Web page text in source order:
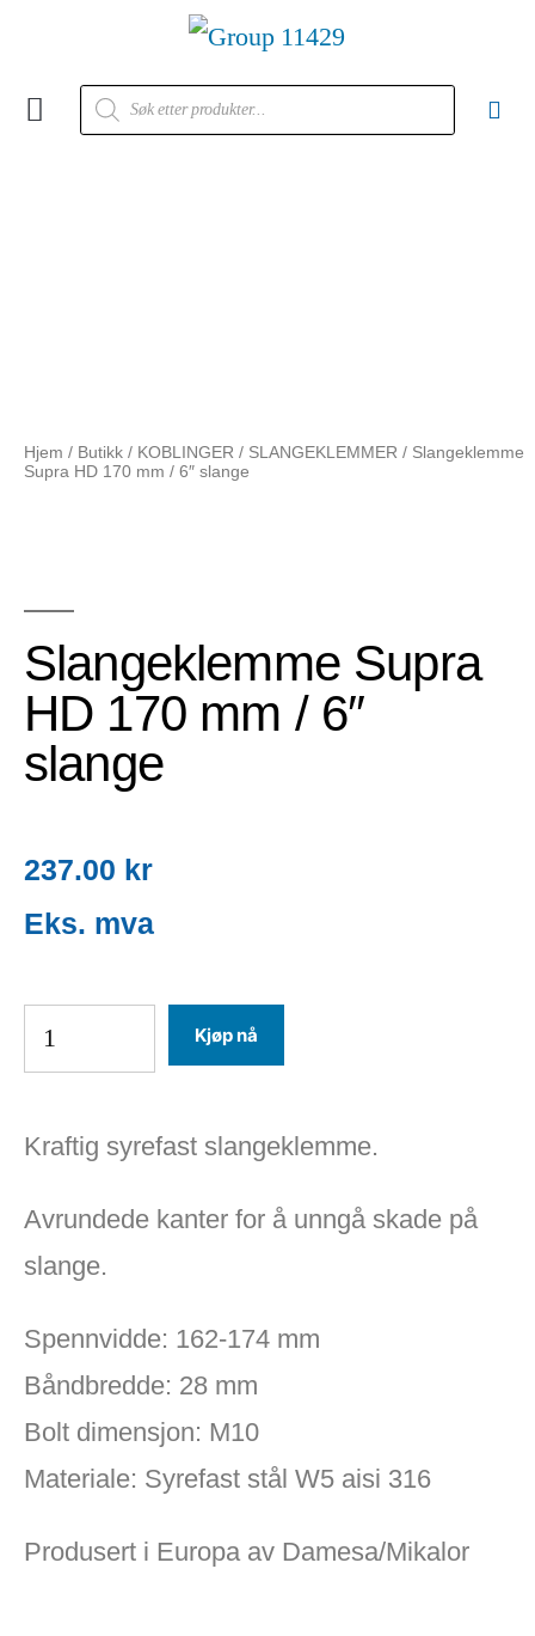
Hjem / Butikk / KOBLINGER / SLANGEKLEMMER / Slangeklemme
Supra HD 170 mm / 6″ slange
Slangeklemme Supra
HD 170 mm / 6″
slange
237.00 kr
Kjøp nå
Kraftig syrefast slangeklemme.
Avrundede kanter for å unngå skade på
slange.
Spennvidde: 162-174 mm
Båndbredde: 28 mm
Bolt dimensjon: M10
Materiale: Syrefast stål W5 aisi 316
Produsert i Europa av Damesa/Mikalor